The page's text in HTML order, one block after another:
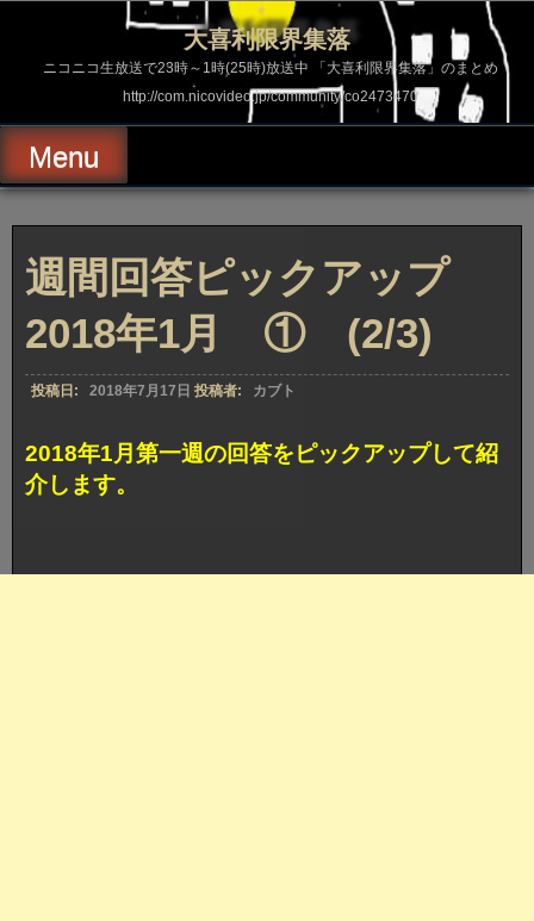
ス
ッ
プ
大喜利限界集落
ニコニコ生放送で23時～1時(25時)放送中 「大喜利限界集落」のまとめ
http://com.nicovideo.jp/community/co2473470
Menu
週間回答ピックアップ
2018年1月 ① (2/3)
投稿日: 2018年7月17日 投稿者: カブト
2018年1月第一週の回答をピックアップして紹
介します。